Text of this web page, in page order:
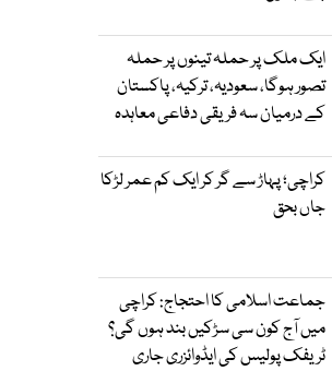
ایک ملک پر حملہ تینوں پر حملہ
تصور ہوگا، سعودیہ، ترکیہ، پاکستان
کے درمیان سہ فریقی دفاعی معاہدہ
کراچی؛ پہاڑ سے گر کر ایک کم عمر لڑکا
جاں بحق
جماعت اسلامی کا احتجاج: کراچی
میں آج کون سی سڑکیں بند ہوں گی؟
ٹریفک پولیس کی ایڈوائزری جاری